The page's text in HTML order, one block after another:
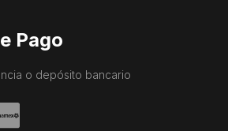
Pago
o depósito bancario